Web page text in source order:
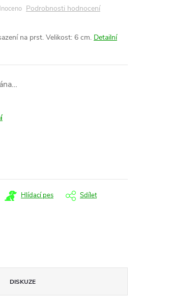
Podrobnosti hodnocení
na prst. Velikost: 6 cm. Detailní
Hlídací pes Sdílet
DISKUZE